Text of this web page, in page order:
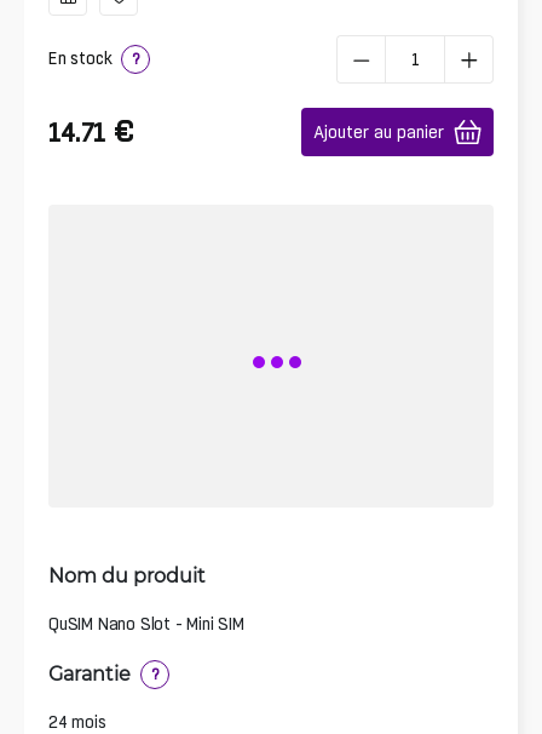
En stock ?
14.71 € Ajouter au panier
Nom du produit
QuSIM Nano Slot - Mini SIM
Garantie ?
24 mois